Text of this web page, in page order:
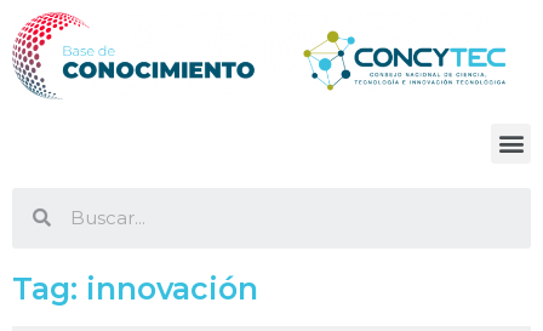
Tag: innovación